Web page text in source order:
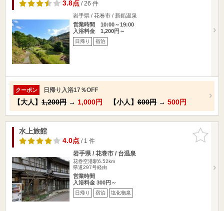
3.8点/ 26 件
岩手県 / 花巻市 / 新鉛温泉
営業時間 10:00～19:00
入浴料金 1,200円～
日帰り 宿泊
クーポン 日帰り入浴17％OFF
【大人】 1,200円 → 1,000円 【小人】 600円 → 500円
お気に入
りに追加
水上旅館
4.0点/ 1 件
岩手県 / 花巻市 / 台温泉
花巻空港駅6.52km
県道297号経由
営業時間
入浴料金 300円～
日帰り 宿泊 塩化物泉